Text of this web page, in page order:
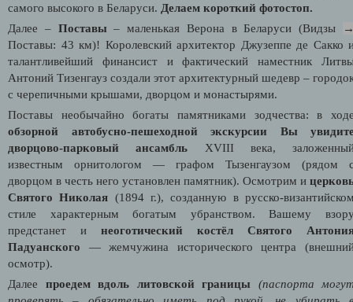
самого высокого в Беларуси. Делаем короткий фотостоп.
Далее – Поставы – маленькая Верона в Беларуси (Видзы
Поставы: 43 км)! Королевский архитектор Джузеппе де Сакко
талантливейший финансист и фактический наместник
Антоний Тизенгауз создали этот архитектурный шедевр –
с черепичными крышами, дворцом и монастырями.
Поставы необычайно богаты памятниками зодчества: в
обзорной автобусно-пешеходной экскурсии Вы
дворцово-парковый ансамбль
XVIIIвека,
известным орнитологом — графом Тызенгаузом (рядом
дворцом в честь него установлен памятник). Осмотрим и
Святого Николая (1894 г.), созданную в русско-
стиле характерным богатым убранством. Вашему
предстанет и неоготический костёл Святого
Падуанского — жемчужина исторического центра
осмотр).
Далее проедем вдоль литовской границы
(паспорта